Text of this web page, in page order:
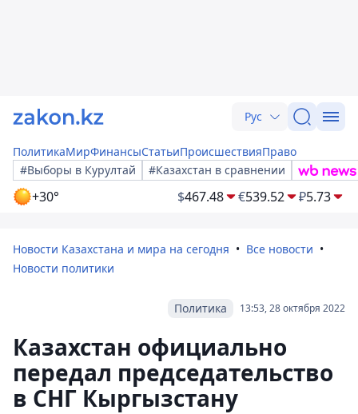
Рус
ПолитикаМирФинансыСтатьиПроисшествияПраво
#Выборы в Курултай
#Казахстан в сравнении
+30° $467.48 €539.52 ₽5.73
Новости Казахстана и мира на сегодня
Все новости
Новости политики
13:53, 28 октября 2022
Политика
Казахстан официально
передал председательство
в СНГ Кыргызстану